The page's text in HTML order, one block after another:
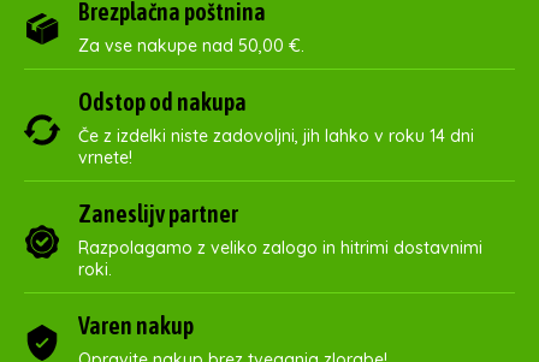
Brezplačna poštnina
Za vse nakupe nad 50,00 €.
Odstop od nakupa
Če z izdelki niste zadovoljni, jih lahko v roku 14 dni
vrnete!
Zaneslijv partner
Razpolagamo z veliko zalogo in hitrimi dostavnimi
roki.
Varen nakup